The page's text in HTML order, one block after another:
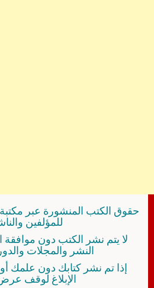
حقوق الكتب المنشورة عبر
للمؤلفين
لا يتم نشر الكتب دون
النشر والمجلات
إذا تم نشر كتابك دون علمك
الإبلاغ لوقف